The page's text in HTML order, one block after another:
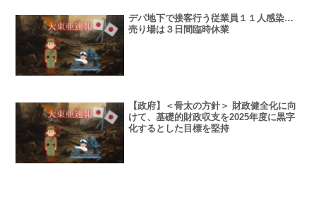
デパ地下で接客行う従業員１１人感染…
売り場は３日間臨時休業
【政府】＜骨太の方針＞ 財政健全化に向
けて、基礎的財政収支を2025年度に黒字
化するとした目標を堅持